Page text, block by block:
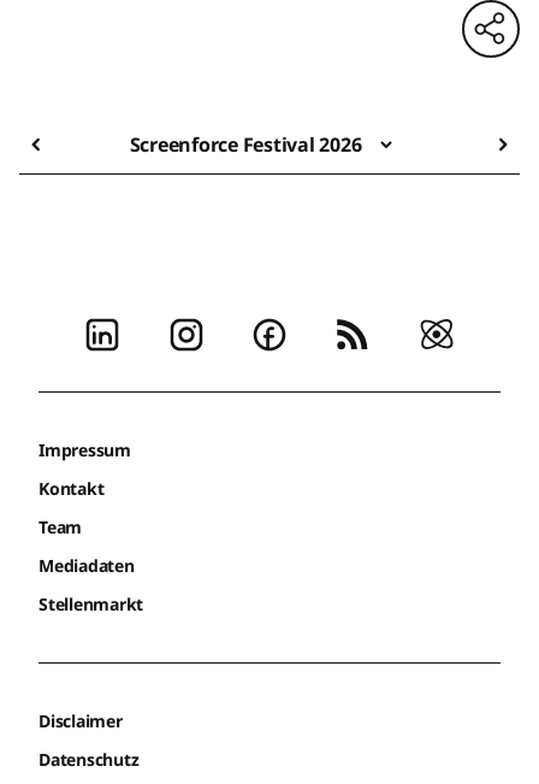
Screenforce Festival 2026
Impressum
Kontakt
Team
Mediadaten
Stellenmarkt
Disclaimer
Datenschutz